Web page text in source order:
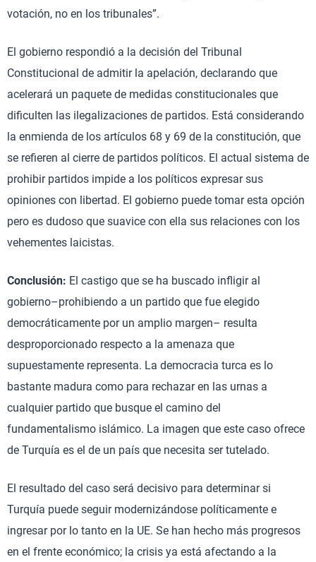
votación, no en los tribunales”.
El gobierno respondió a la decisión del Tribunal
Constitucional de admitir la apelación, declarando que
acelerará un paquete de medidas constitucionales que
dificulten las ilegalizaciones de partidos. Está considerando
la enmienda de los artículos 68 y 69 de la constitución, que
se refieren al cierre de partidos políticos. El actual sistema de
prohibir partidos impide a los políticos expresar sus
opiniones con libertad. El gobierno puede tomar esta opción
pero es dudoso que suavice con ella sus relaciones con los
vehementes laicistas.
Conclusión: El castigo que se ha buscado infligir al
gobierno–prohibiendo a un partido que fue elegido
democráticamente por un amplio margen– resulta
desproporcionado respecto a la amenaza que
supuestamente representa. La democracia turca es lo
bastante madura como para rechazar en las urnas a
cualquier partido que busque el camino del
fundamentalismo islámico. La imagen que este caso ofrece
de Turquía es el de un país que necesita ser tutelado.
El resultado del caso será decisivo para determinar si
Turquía puede seguir modernizándose políticamente e
ingresar por lo tanto en la UE. Se han hecho más progresos
en el frente económico; la crisis ya está afectando a la